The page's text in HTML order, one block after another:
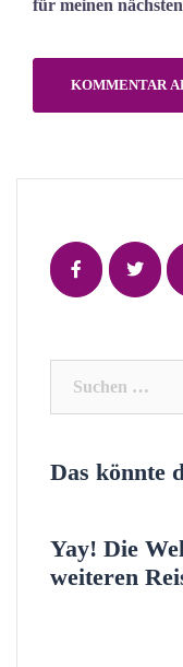
für meinen
Das könnte
Yay! Die
weiteren